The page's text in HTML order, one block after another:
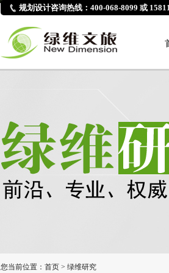
规划设计咨询热线：400-068-8099 或
您当前位置： 首页 > 绿维研究